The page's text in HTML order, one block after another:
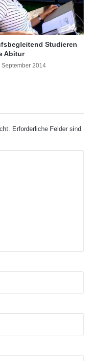
der Zeit wechseln
Schulen und auf
dass sich Schüler
trauen, auf uns
die Fragen, die
Möglichkeit
Studieren
Abitur
September 2014
Erforderliche Felder sind